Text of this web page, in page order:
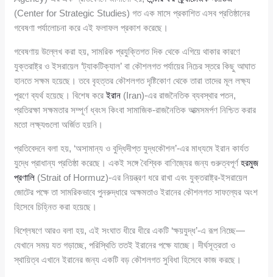
(Center for Strategic Studies) গত এক মাসে প্রকাশিত এসব প্রতিষ্ঠানের
গবেষণা পর্যালোচনা করে এই ফলাফল প্রকাশ করেছে।
গবেষণায় উল্লেখ করা হয়, সামরিক প্রযুক্তিগত দিক থেকে এগিয়ে থাকার কারণে
যুক্তরাষ্ট্র ও ইসরায়েল ‘ট্যাকটিক্যাল’ বা কৌশলগত পর্যায়ের নিচের স্তরে কিছু আঘাত
হানতে সক্ষম হয়েছে। তবে বৃহত্তর কৌশলগত দৃষ্টিকোণ থেকে তারা তাদের মূল লক্ষ্য
পূরণে ব্যর্থ হয়েছে। বিশেষ করেইরান (Iran)-এর রাজনৈতিক ব্যবস্থার পতন,
প্রতিরক্ষা সক্ষমতার সম্পূর্ণ ধ্বংস কিংবা সামাজিক-রাজনৈতিক আত্মসমর্পণ নিশ্চিত করার
মতো লক্ষ্যগুলো অর্জিত হয়নি।
প্রতিবেদনে বলা হয়, ‘অসামান্য ও বুদ্ধিদীপ্ত যুদ্ধকৌশল’-এর মাধ্যমে ইরান কার্যত
যুদ্ধে প্রাধান্য প্রতিষ্ঠা করেছে। একই সঙ্গে বৈশ্বিক বাণিজ্যের জন্য গুরুত্বপূর্ণহরমুজ
প্রণালি (Strait of Hormuz)-এর নিয়ন্ত্রণ ধরে রাখা এবং যুক্তরাষ্ট্র-ইসরায়েল
জোটের পক্ষে তা সামরিকভাবে পুনরুদ্ধারে অক্ষমতাও ইরানের কৌশলগত সাফল্যের অংশ
হিসেবে চিহ্নিত করা হয়েছে।
বিশ্লেষণে আরও বলা হয়, এই সংঘাত ধীরে ধীরে একটি ‘ক্ষয়যুদ্ধ’-এ রূপ নিচ্ছে—
যেখানে সময় যত গড়াচ্ছে, পরিস্থিতি ততই ইরানের পক্ষে যাচ্ছে। দীর্ঘসূত্রতা ও
স্থায়িত্ব এখানে ইরানের জন্য একটি বড় কৌশলগত সুবিধা হিসেবে কাজ করছে।